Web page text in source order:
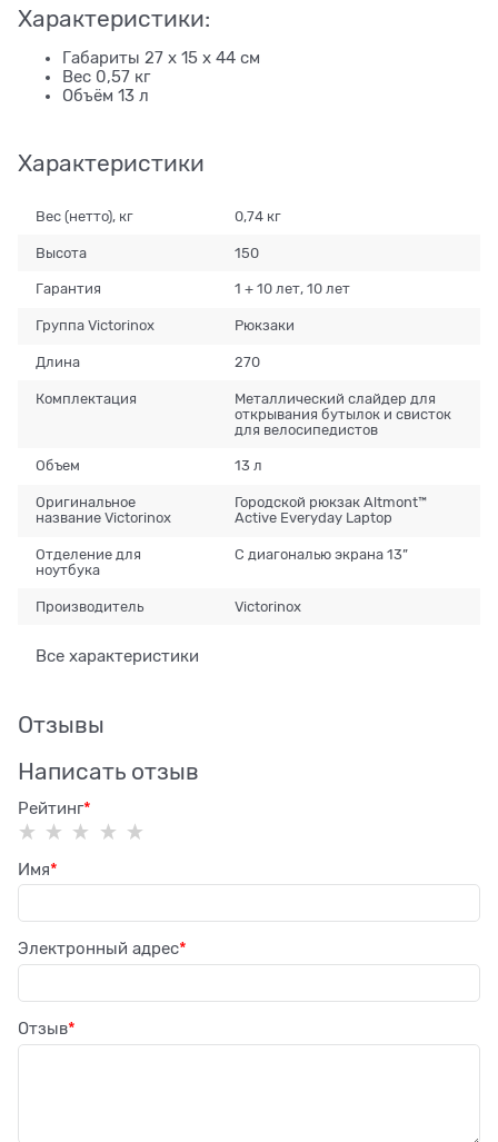
Характеристики:
Габариты 27 x 15 x 44 см
Вес 0,57 кг
Объём 13 л
Характеристики
Вес (нетто), кг 0,74 кг
Высота 150
Гарантия 1 + 10 лет, 10 лет
Группа Victorinox Рюкзаки
Длина 270
Комплектация
Металлический слайдер для
открывания бутылок и свисток
для велосипедистов
Объем 13 л
Оригинальное
название Victorinox
Городской рюкзак Altmont™
Active Everyday Laptop
Отделение для
ноутбука
С диагональю экрана 13”
Производитель Victorinox
Все характеристики
Отзывы
Написать отзыв
Рейтинг
Имя
Электронный адрес
Отзыв